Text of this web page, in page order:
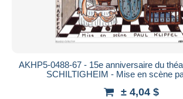
AKHP5-0488-67 - 15e anniversaire du
SCHILTIGHEIM - Mise en scène
± 4,04 $